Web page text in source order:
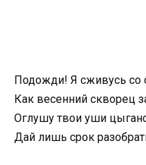
Подожди! Я сживусь со
Как весенний скворец
Оглушу твои уши
Дай лишь срок